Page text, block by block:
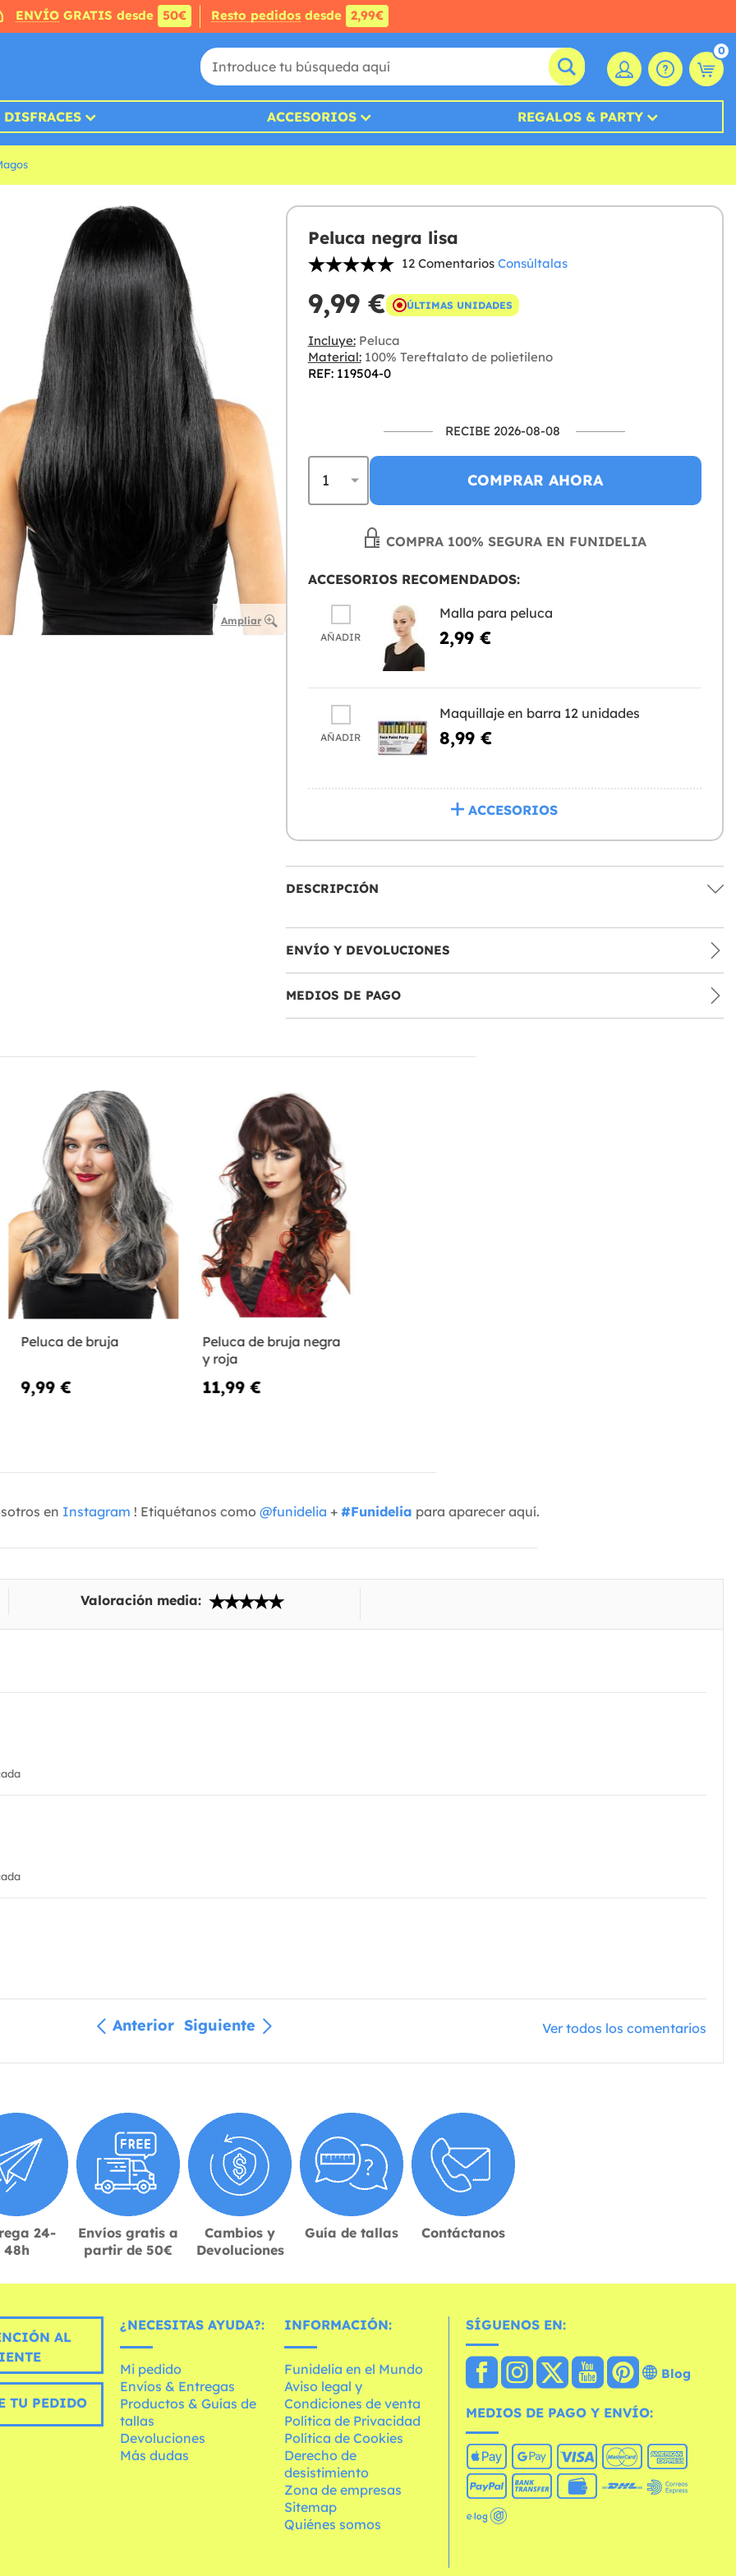
ENVÍOGRATIS desde 50€ Resto pedidosdesde 2,99€
0
DISFRACES ACCESORIOS REGALOS & PARTY
Ampliar
Peluca negra lisa
12 Comentarios Consúltalas
9,99 € ÚLTIMAS UNIDADES
Incluye:Peluca
Material:100% Tereftalato de polietileno
REF: 119504-0
RECIBE 2026-08-08
COMPRAR AHORA
COMPRA 100% SEGURA EN FUNIDELIA
ACCESORIOS RECOMENDADOS:
AÑADIR
Malla para peluca
2,99 €
AÑADIR
Maquillaje en barra 12 unidades
8,99 €
ACCESORIOS
DESCRIPCIÓN
ENVÍO Y DEVOLUCIONES
MEDIOS DE PAGO
Peluca de bruja
9,99 €
Peluca de bruja negra
y roja
11,99 €
en Instagram ! Etiquétanos como @funidelia + #Funidelia para aparecer aquí.
Valoración media:
Anterior Siguiente Ver todos los comentarios
24-
48h
Envíos gratis a
partir de 50€
Cambios y
Devoluciones
Guía de tallas Contáctanos
AL
TU PEDIDO
¿NECESITAS AYUDA?:
Mi pedido
Envíos & Entregas
Productos & Guías de
tallas
Devoluciones
Más dudas
INFORMACIÓN:
Funidelia en el Mundo
Aviso legal y
Condiciones de venta
Política de Privacidad
Política de Cookies
Derecho de
desistimiento
Zona de empresas
Sitemap
Quiénes somos
SÍGUENOS EN:
Blog
MEDIOS DE PAGO Y ENVÍO: